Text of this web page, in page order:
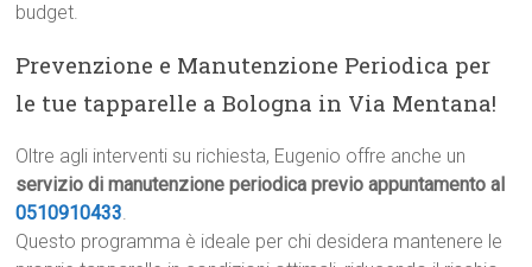
budget.
Prevenzione e Manutenzione Periodica per
le tue tapparelle a Bologna in Via Mentana!
Oltre agli interventi su richiesta, Eugenio offre anche un
servizio di manutenzione periodica previo appuntamento al
0510910433.
Questo programma è ideale per chi desidera mantenere le